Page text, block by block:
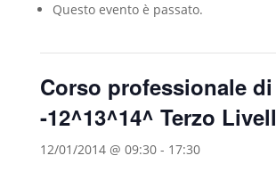
Questo evento è passato.
Corso professionale
-12^13^14^ Terzo
12/01/2014 @ 09:30- 17:30